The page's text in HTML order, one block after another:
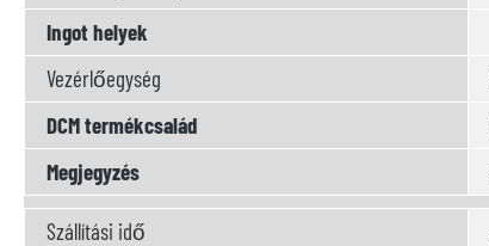
Ingot helyek
Vezérlőegység
DCM termékcsalád
Megjegyzés
Szállítási idő